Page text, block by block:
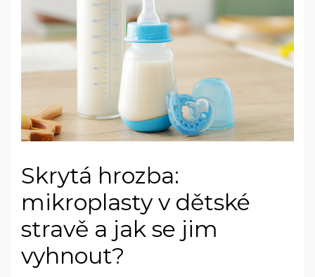
Skrytá hrozba:
mikroplasty v dětské
stravě a jak se jim
vyhnout?